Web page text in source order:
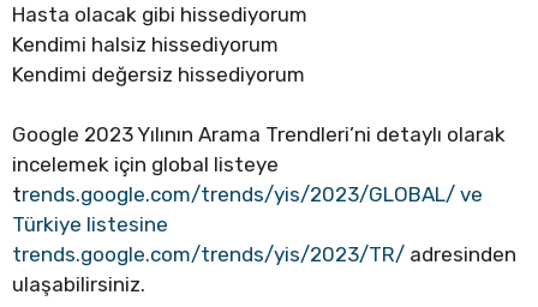
Hasta olacak gibi hissediyorum
Kendimi halsiz hissediyorum
Kendimi değersiz hissediyorum
Google 2023 Yılının Arama Trendleri’ni detaylı olarak
incelemek için global listeye
trends.google.com/trends/yis/2023/GLOBAL/ ve
Türkiye listesine
trends.google.com/trends/yis/2023/TR/ adresinden
ulaşabilirsiniz.